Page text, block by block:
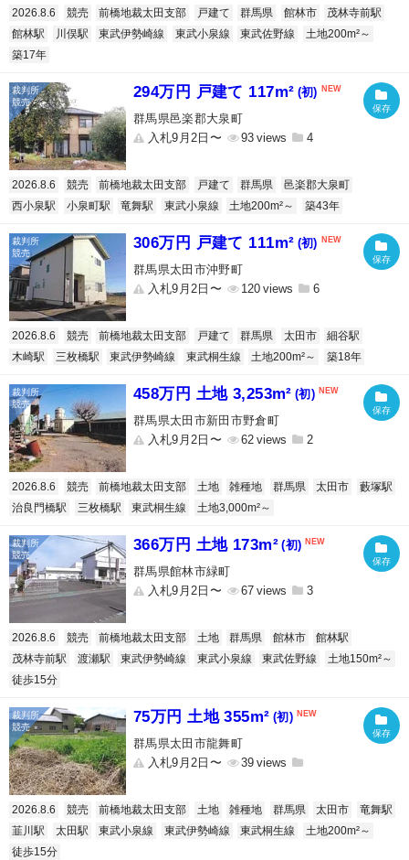
2026.8.6 競売 前橋地裁太田支部 戸建て 群馬県 館林市
茂林寺前駅
館林駅
川俣駅 東武伊勢崎線 東武小泉線 東武佐野線
土地200m²～
築17年
294万円 戸建て 117m² (初)
群馬県邑楽郡大泉町
入札9月2日〜
93 4
2026.8.6 競売 前橋地裁太田支部 戸建て 群馬県
邑楽郡大泉町
西小泉駅
小泉町駅 竜舞駅 東武小泉線 土地200m²～ 築43年
306万円 戸建て 111m² (初)
群馬県太田市沖野町
入札9月2日〜
120 6
2026.8.6 競売 前橋地裁太田支部 戸建て 群馬県 太田市
細谷駅
木崎駅
三枚橋駅 東武伊勢崎線 東武桐生線 土地200m²～ 築18年
458万円 土地 3,253m² (初)
群馬県太田市新田市野倉町
入札9月2日〜
62 2
2026.8.6 競売 前橋地裁太田支部 土地 雑種地 群馬県 太田市
藪塚駅
治良門橋駅
三枚橋駅 東武桐生線 土地3,000m²～
366万円 土地 173m² (初)
群馬県館林市緑町
入札9月2日〜
67 3
2026.8.6 競売 前橋地裁太田支部 土地 群馬県 館林市
館林駅
茂林寺前駅
渡瀬駅 東武伊勢崎線 東武小泉線 東武佐野線
土地150m²～
徒歩15分
75万円 土地 355m² (初)
群馬県太田市龍舞町
入札9月2日〜
39
2026.8.6 競売 前橋地裁太田支部 土地 雑種地 群馬県 太田市
竜舞駅
韮川駅
太田駅 東武小泉線 東武伊勢崎線 東武桐生線
土地200m²～
徒歩15分